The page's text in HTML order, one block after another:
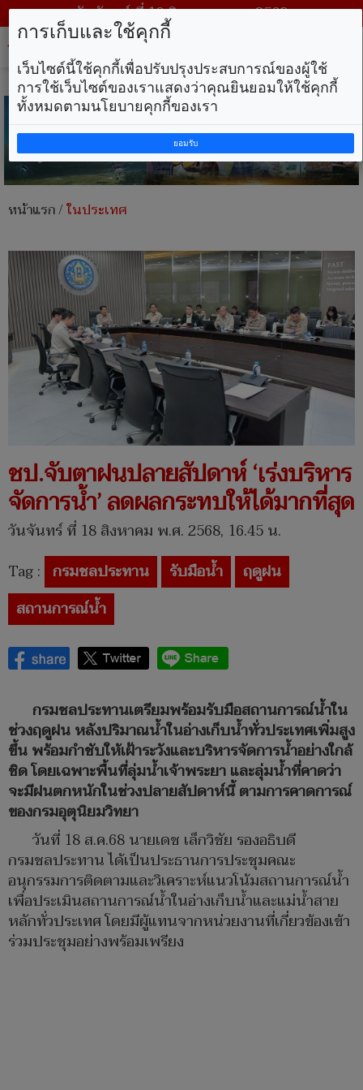
วันจันทร์ ที่ 10 สิงหาคม พ.ศ. 2569
หน้าแรก/ในประเทศ
ชป.จับตาฝนปลายสัปดาห์ ‘เร่งบริหาร
จัดการน้ำ’ ลดผลกระทบให้ได้มากที่สุด
วันจันทร์ ที่ 18 สิงหาคม พ.ศ. 2568, 16.45 น.
Tag : กรมชลประทาน รับมือน้ำ
ฤดูฝน
สถานการณ์น้ำ
กรมชลประทานเตรียมพร้อมรับมือสถานการณ์น้ำใน
ช่วงฤดูฝน หลังปริมาณน้ำในอ่างเก็บน้ำทั่วประเทศเพิ่มสูง
ขึ้น พร้อมกำชับให้เฝ้าระวังและบริหารจัดการน้ำอย่างใกล้
ชิด โดยเฉพาะพื้นที่ลุ่มน้ำเจ้าพระยา และลุ่มน้ำที่คาดว่า
จะมีฝนตกหนักในช่วงปลายสัปดาห์นี้ ตามการคาดการณ์
ของกรมอุตุนิยมวิทยา
วันที่ 18 ส.ค.68 นายเดช เล็กวิชัย รองอธิบดี
กรมชลประทาน ได้เป็นประธานการประชุมคณะ
อนุกรรมการติดตามและวิเคราะห์แนวโน้มสถานการณ์น้ำ
เพื่อประเมินสถานการณ์น้ำในอ่างเก็บน้ำและแม่น้ำสาย
หลักทั่วประเทศ โดยมีผู้แทนจากหน่วยงานที่เกี่ยวข้องเข้า
ร่วมประชุมอย่างพร้อมเพรียง
การเก็บและใช้คุกกี้
เว็บไซต์นี้ใช้คุกกี้เพื่อปรับปรุงประสบการณ์ของผู้ใช้
การใช้เว็บไซต์ของเราแสดงว่าคุณยินยอมให้ใช้คุกกี้
ทั้งหมดตามนโยบายคุกกี้ของเรา
ยอมรับ